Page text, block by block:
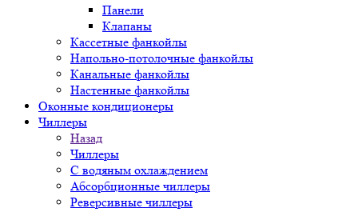
Панели
Клапаны
Кассетные фанкойлы
Напольно-потолочные фанкойлы
Канальные фанкойлы
Настенные фанкойлы
Оконные кондиционеры
Чиллеры
Назад
Чиллеры
С водяным охлаждением
Абсорбционные чиллеры
Реверсивные чиллеры